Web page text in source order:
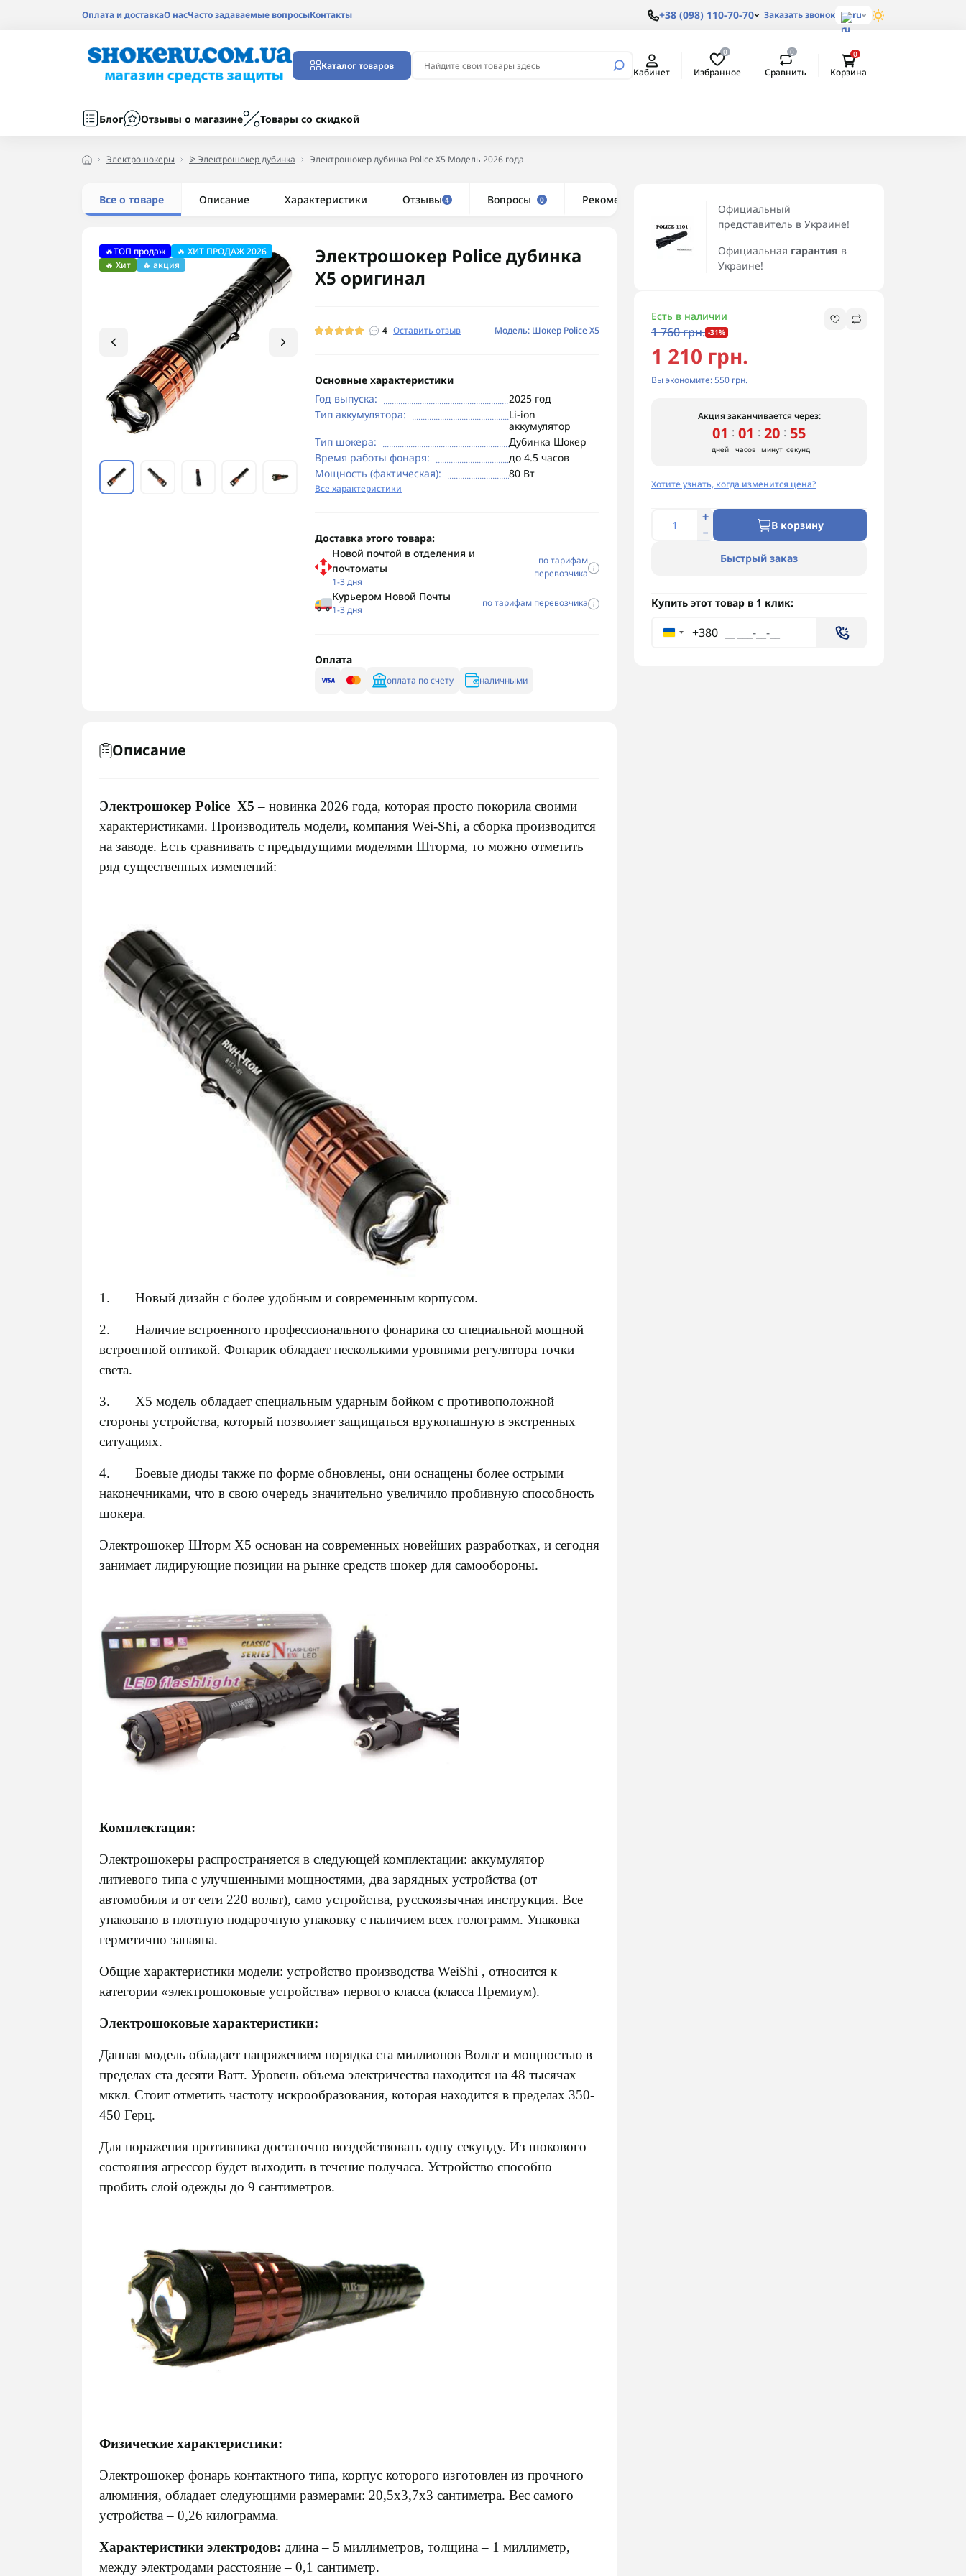
Оплата и доставкаО насЧасто задаваемые вопросыКонтакты +38 (098) 110-70-70 Заказать звонок ru
Каталог товаров
Кабинет
0
Избранное
0
Сравнить
0
Корзина
Блог Отзывы о магазине Товары со скидкой
Электрошокеры ᐉ Электрошокер дубинка Электрошокер дубинка Police Х5 Модель 2026 года
Все о товаре Описание Характеристики Отзывы 4 Вопросы 0 Рекомендуем
🔥ТОП продаж
🔥 ХИТ ПРОДАЖ 2026
🔥 Хит
🔥 акция
Электрошокер Police дубинка
Х5 оригинал
4 Оставить отзыв Модель: Шокер Police X5
Официальный
представитель в Украине!
Официальная гарантия в
Украине!
Есть в наличии
1 760 грн. -31%
1 210 грн.
Вы экономите:550 грн.
Акция заканчивается через:
01
дней
: 01
часов
: 20
минут
: 54
секунд
Хотите узнать, когда изменится цена?
В корзину
Быстрый заказ
Купить этот товар в 1 клик:
+380
Основные характеристики
Год выпуска:
2025 год
Тип аккумулятора:
Li-ion
аккумулятор
Тип шокера:
Дубинка Шокер
Время работы фонаря:
до 4.5 часов
Мощность (фактическая):
80 Вт
Все характеристики
Доставка этого товара:
Новой почтой в отделения и
почтоматы
1-3 дня
по тарифам
перевозчика
Курьером Новой Почты
1-3 дня
по тарифам перевозчика
Оплата
оплата по счету наличными
Описание
Электрошокер Police Х5– новинка 2026 года, которая просто покорила своими
характеристиками. Производитель модели, компания Wei-Shi, а сборка производится
на заводе. Есть сравнивать с предыдущими моделями Шторма, то можно отметить
ряд существенных изменений:
1. Новый дизайн с более удобным и современным корпусом.
2. Наличие встроенного профессионального фонарика со специальной мощной
встроенной оптикой. Фонарик обладает несколькими уровнями регулятора точки
света.
3. Х5 модель обладает специальным ударным бойком с противоположной
стороны устройства, который позволяет защищаться врукопашную в экстренных
ситуациях.
4. Боевые диоды также по форме обновлены, они оснащены более острыми
наконечниками, что в свою очередь значительно увеличило пробивную способность
шокера.
Электрошокер Шторм Х5 основан на современных новейших разработках, и сегодня
занимает лидирующие позиции на рынке средств шокер для самообороны.
Комплектация:
Электрошокеры распространяется в следующей комплектации: аккумулятор
литиевого типа с улучшенными мощностями, два зарядных устройства (от
автомобиля и от сети 220 вольт), само устройства, русскоязычная инструкция. Все
упаковано в плотную подарочную упаковку с наличием всех голограмм. Упаковка
герметично запаяна.
Общие характеристики модели: устройство производства WeiShi , относится к
категории «электрошоковые устройства» первого класса (класса Премиум).
Электрошоковые характеристики:
Данная модель обладает напряжением порядка ста миллионов Вольт и мощностью в
пределах ста десяти Ватт. Уровень объема электричества находится на 48 тысячах
мккл. Стоит отметить частоту искрообразования, которая находится в пределах 350-
450 Герц.
Для поражения противника достаточно воздействовать одну секунду. Из шокового
состояния агрессор будет выходить в течение получаса. Устройство способно
пробить слой одежды до 9 сантиметров.
Физические характеристики:
Электрошокер фонарь контактного типа, корпус которого изготовлен из прочного
алюминия, обладает следующими размерами: 20,5х3,7х3 сантиметра. Вес самого
устройства – 0,26 килограмма.
Характеристики электродов: длина – 5 миллиметров, толщина – 1 миллиметр,
между электродами расстояние – 0,1 сантиметр.